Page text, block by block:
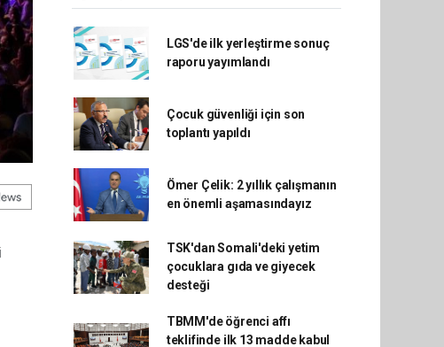
LGS'de ilk yerleştirme sonuç
raporu yayımlandı
Çocuk güvenliği için son
toplantı yapıldı
Ömer Çelik: 2 yıllık çalışmanın
en önemli aşamasındayız
TSK'dan Somali'deki yetim
çocuklara gıda ve giyecek
desteği
TBMM'de öğrenci affı
teklifinde ilk 13 madde kabul